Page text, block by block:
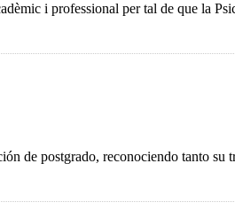
i professional per tal de que la
de postgrado, reconociendo tanto su